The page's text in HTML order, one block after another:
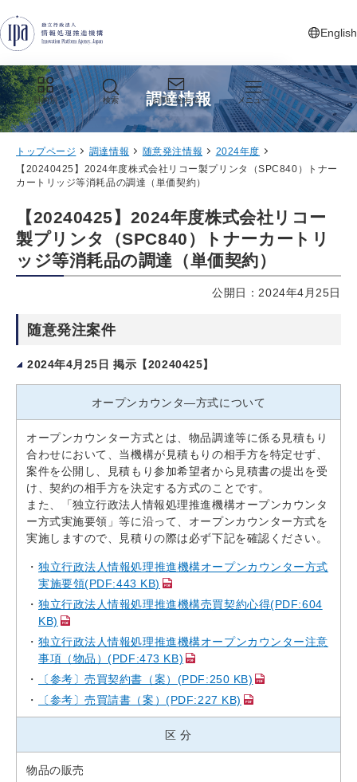
English
新しいタ
目的別 検索 お問い合わせ メニュー
調達情報
トップページ 調達情報 随意発注情報
2024年度
【20240425】2024年度株式会社リコー製プリンタ（SPC840）トナー
カートリッジ等消耗品の調達（単価契約）
【20240425】2024年度株式会社リコー
製プリンタ（SPC840）トナーカートリ
ッジ等消耗品の調達（単価契約）
公開日：2024年4月25日
随意発注案件
2024年4月25日 掲示【20240425】
オープンカウンタ—方式について
オープンカウンター方式とは、物品調達等に係る見積もり
合わせにおいて、当機構が見積もりの相手方を特定せず、
案件を公開し、見積もり参加希望者から見積書の提出を受
け、契約の相手方を決定する方式のことです。
また、「独立行政法人情報処理推進機構オープンカウンタ
ー方式実施要領」等に沿って、オープンカウンター方式を
実施しますので、見積りの際は必ず下記を確認ください。
独立行政法人情報処理推進機構オープンカウンター方式
実施要領(PDF:443 KB)
独立行政法人情報処理推進機構売買契約心得(PDF:604
KB)
独立行政法人情報処理推進機構オープンカウンター注意
事項（物品）(PDF:473 KB)
〔参考〕売買契約書（案）(PDF:250 KB)
〔参考〕売買請書（案）(PDF:227 KB)
区 分
物品の販売